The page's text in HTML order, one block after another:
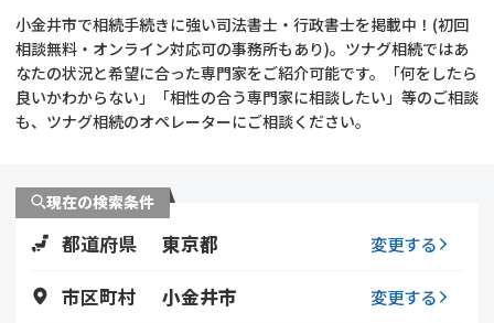
相続登記
遺留分侵害額請求
相続手続き
コラム
相続手続き
遺言
小金井市で相続手続きに強い司法書士・行政書士を掲載中！(初回
相談無料・オンライン対応可の事務所もあり)。ツナグ相続ではあ
なたの状況と希望に合った専門家をご紹介可能です。「何をしたら
良いかわからない」「相性の合う専門家に相談したい」等のご相談
も、ツナグ相続のオペレーターにご相談ください。
現在の検索条件
都道府県 東京都 変更する
市区町村 小金井市 変更する